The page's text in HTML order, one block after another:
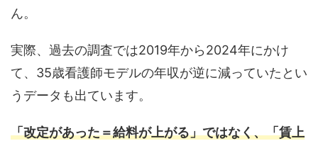
ん。
実際、過去の調査では2019年から2024年にかけ
て、35歳看護師モデルの年収が逆に減っていたとい
うデータも出ています。
「改定があった＝給料が上がる」ではなく、「賃上